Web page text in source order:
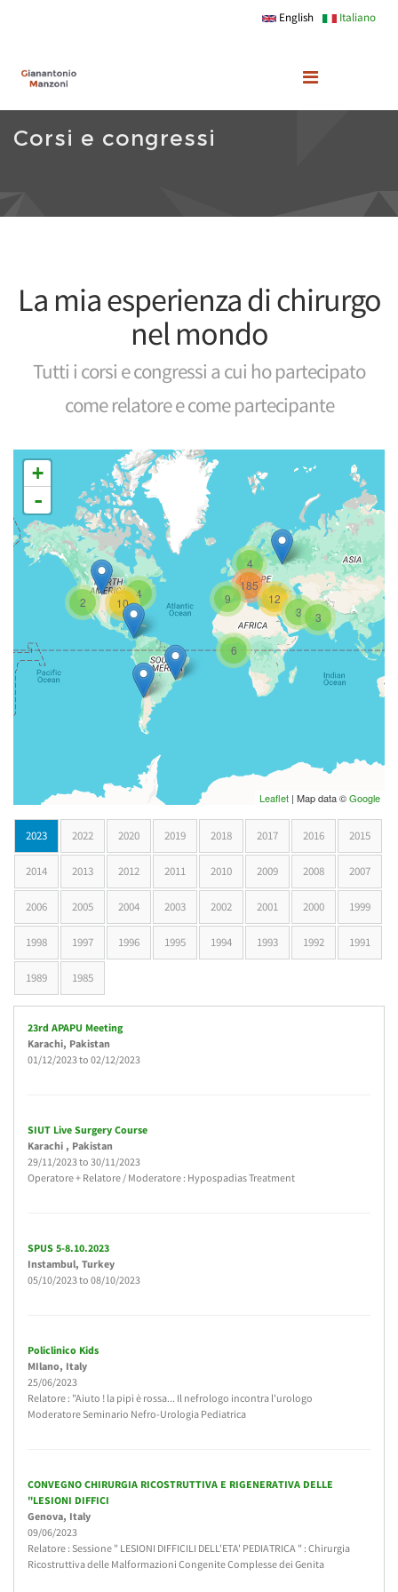
English Italiano
Corsi e congressi
La mia esperienza di chirurgo
nel mondo
Tutti i corsi e congressi a cui ho partecipato
come relatore e come partecipante
4
6
2
3 3
4
10 9 12
185
+
-
Leaflet | Map data ©Google
2023 (active tab)
2022 2020 2019 2018 2017 2016 2015
2014 2013 2012 2011 2010 2009 2008 2007
2006 2005 2004 2003 2002 2001 2000 1999
1998 1997 1996 1995 1994 1993 1992 1991
1989 1985
23rd APAPU Meeting
Karachi, Pakistan
01/12/2023to 02/12/2023
SIUT Live Surgery Course
Karachi , Pakistan
29/11/2023to 30/11/2023
Operatore + Relatore / Moderatore : Hypospadias Treatment
SPUS 5-8.10.2023
Instambul, Turkey
05/10/2023to 08/10/2023
Policlinico Kids
MIlano, Italy
25/06/2023
Relatore : "Aiuto ! la pipì è rossa... Il nefrologo incontra l'urologo
Moderatore Seminario Nefro-Urologia Pediatrica
CONVEGNO CHIRURGIA RICOSTRUTTIVA E RIGENERATIVA DELLE
"LESIONI DIFFICI
Genova, Italy
09/06/2023
Relatore : Sessione " LESIONI DIFFICILI DELL'ETA' PEDIATRICA " : Chirurgia
Ricostruttiva delle Malformazioni Congenite Complesse dei Genita